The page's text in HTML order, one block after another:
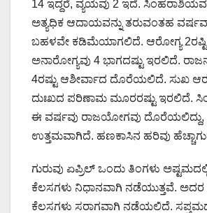
14 ಇದ್ದರೆ, ವ್ಯಯವು 2 ಇದೆ.
ಅತ್ಯಧಿಕ ಆದಾಯವನ್ನು ತರುವಂತಹ
ಬಹಳವೇ ಕಡಿಮೆಯಾಗಲಿದೆ. ಆರೋಗ್ಯ
ಅನಾರೋಗ್ಯವು 4 ಭಾಗದಷ್ಟು ಇರಲಿದೆ.
4ರಷ್ಟು ಆಶೀರ್ವಾದ ದೊರೆಯಲಿದೆ. ಸುಖ
ದುಃಖದ ಪರಿಣಾಮ ಮೂರರಷ್ಟು ಇರಲಿದೆ‌.
ಈ ವರ್ಷವು ರಾಜಯೋಗವು ದೊರೆಯಲಿದ್ದು,
ಉತ್ತಮವಾಗಿದೆ. ಹಣಕಾಸಿನ ಹರಿವು
ಗುರುವು ಏಪ್ರಿಲ್ ಒಂದು ತಿಂಗಳು
ಕೆಲಸಗಳು ನಿಧಾನವಾಗಿ ನಡೆಯುತ್ತವೆ‌. ಅದರ
ಕೆಲಸಗಳು ಸರಾಗವಾಗಿ ನಡೆಯಲಿದೆ.